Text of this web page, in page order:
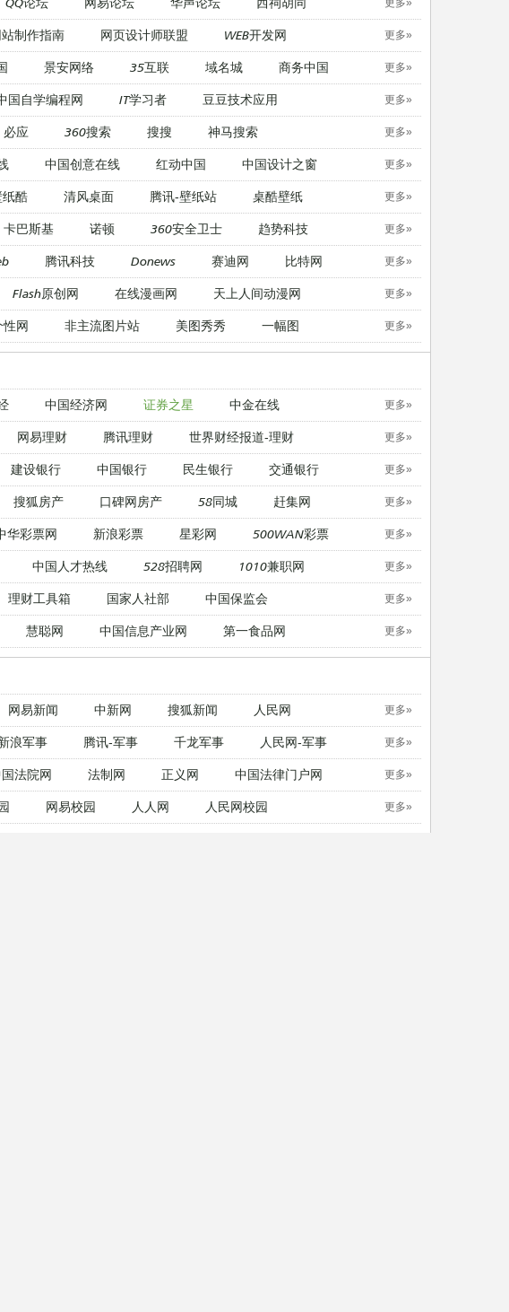
制作指南 网页设计师联盟 WEB开发网 更多»
景安网络 35互联 域名城 商务中国 更多»
国自学编程网 IT学习者 豆豆技术应用 更多»
必应 360搜索 搜搜 神马搜索 更多»
中国创意在线 红动中国 中国设计之窗 更多»
酷 清风桌面 腾讯-壁纸站 桌酷壁纸 更多»
卡巴斯基 诺顿 360安全卫士 趋势科技 更多»
腾讯科技 Donews 赛迪网 比特网 更多»
Flash原创网 在线漫画网 天上人间动漫网 更多»
性网 非主流图片站 美图秀秀 一幅图 更多»
中国经济网 证券之星 中金在线 更多»
网易理财 腾讯理财 世界财经报道-理财 更多»
建设银行 中国银行 民生银行 交通银行 更多»
搜狐房产 口碑网房产 58同城 赶集网 更多»
华彩票网 新浪彩票 星彩网 500WAN彩票 更多»
中国人才热线 528招聘网 1010兼职网 更多»
理财工具箱 国家人社部 中国保监会 更多»
慧聪网 中国信息产业网 第一食品网 更多»
网易新闻 中新网 搜狐新闻 人民网 更多»
浪军事 腾讯-军事 千龙军事 人民网-军事 更多»
法院网 法制网 正义网 中国法律门户网 更多»
网易校园 人人网 人民网校园 更多»